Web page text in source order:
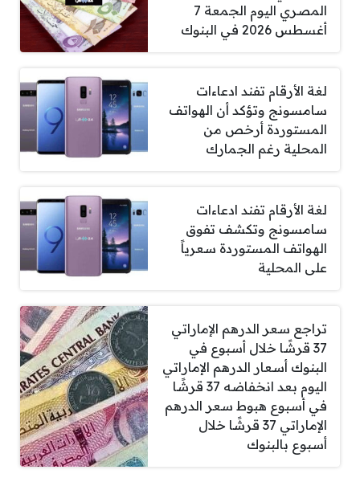
المصري اليوم الجمعة 7
أغسطس 2026 في البنوك
لغة الأرقام تفند ادعاءات
سامسونج وتؤكد أن الهواتف
المستوردة أرخص من
المحلية رغم الجمارك
لغة الأرقام تفند ادعاءات
سامسونج وتكشف تفوق
الهواتف المستوردة سعرياً
على المحلية
تراجع سعر الدرهم الإماراتي
37 قرشًا خلال أسبوع في
البنوك أسعار الدرهم الإماراتي
اليوم بعد انخفاضه 37 قرشًا
في أسبوع هبوط سعر الدرهم
الإماراتي 37 قرشًا خلال
أسبوع بالبنوك